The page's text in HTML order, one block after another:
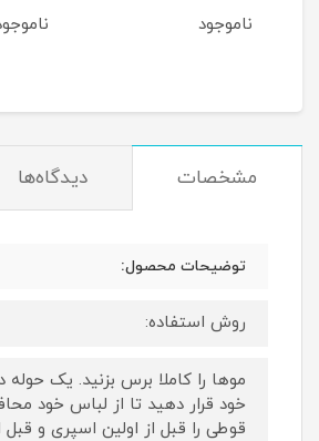
ناموجود
مشخصات دیدگاه‌ها
توضیحات محصول:
روش استفاده:
موها را کاملا برس بزنید. یک
خود قرار دهید تا از لباس خود
قوطی را قبل از اولین اسپری و